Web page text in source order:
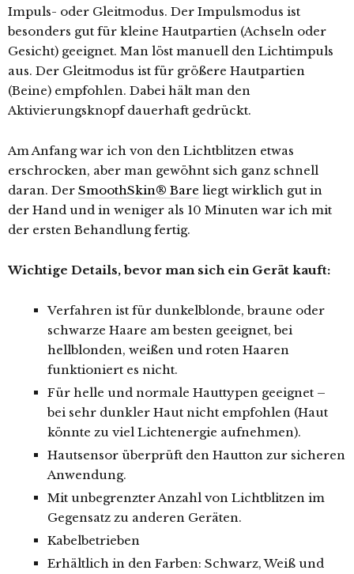
Impuls- oder Gleitmodus. Der Impulsmodus ist
besonders gut für kleine Hautpartien (Achseln oder
Gesicht) geeignet. Man löst manuell den Lichtimpuls
aus. Der Gleitmodus ist für größere Hautpartien
(Beine) empfohlen. Dabei hält man den
Aktivierungsknopf dauerhaft gedrückt.
Am Anfang war ich von den Lichtblitzen etwas
erschrocken, aber man gewöhnt sich ganz schnell
daran. Der SmoothSkin® Bare liegt wirklich gut in
der Hand und in weniger als 10 Minuten war ich mit
der ersten Behandlung fertig.
Wichtige Details, bevor man sich ein Gerät kauft:
Verfahren ist für dunkelblonde, braune oder
schwarze Haare am besten geeignet, bei
hellblonden, weißen und roten Haaren
funktioniert es nicht.
Für helle und normale Hauttypen geeignet –
bei sehr dunkler Haut nicht empfohlen (Haut
könnte zu viel Lichtenergie aufnehmen).
Hautsensor überprüft den Hautton zur sicheren
Anwendung.
Mit unbegrenzter Anzahl von Lichtblitzen im
Gegensatz zu anderen Geräten.
Kabelbetrieben
Erhältlich in den Farben: Schwarz, Weiß und